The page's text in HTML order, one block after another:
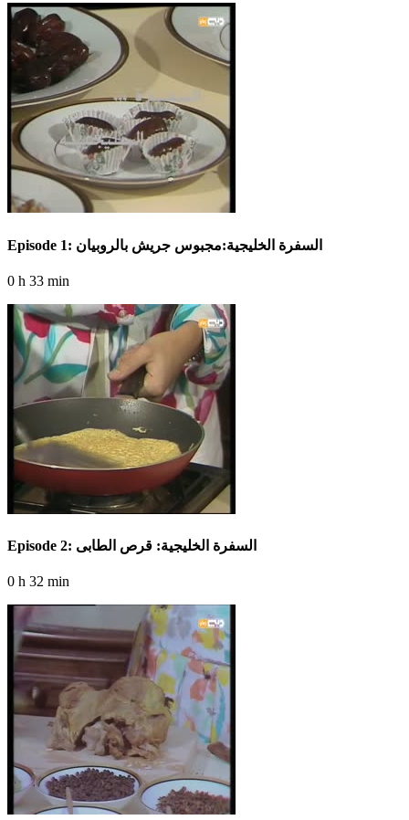
Episode 1: السفرة الخليجية:مجبوس جريش بالروبيان
0 h 33 min
Episode 2: السفرة الخليجية: قرص الطابى
0 h 32 min